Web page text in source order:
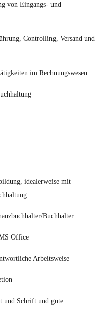
von Eingangs- und
Controlling, Versand und
im Rechnungswesen
idealerweise mit
Buchhalter
Office
Arbeitsweise
und Schrift und gute